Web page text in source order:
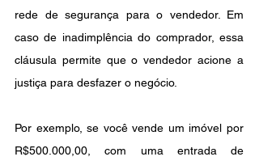
rede de segurança para o vendedor. Em
caso de inadimplência do comprador, essa
cláusula permite que o vendedor acione a
justiça para desfazer o negócio.
Por exemplo, se você vende um imóvel por
R$500.000,00, com uma entrada de